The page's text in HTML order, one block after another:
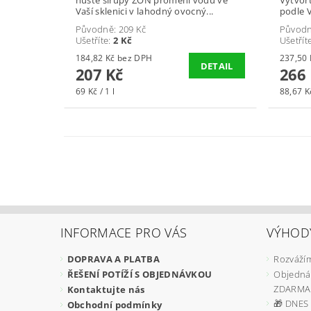
Vaší sklenici v lahodný ovocný...
Původně: 209 Kč
Ušetříte: 2 Kč
184,82 Kč bez DPH
207 Kč
69 Kč / 1 l
DETAIL
podle
266
88,67
INFORMACE PRO VÁS
DOPRAVA A PLATBA
ŘEŠENÍ POTÍŽÍ S OBJEDNÁVKOU
Kontaktujte nás
Obchodní podmínky
🎁